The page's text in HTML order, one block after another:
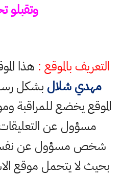
وتقبلو
التعريف بالموقع : هذا
مهدي شلال بشكل
الموقع يخضع للمراقبة
مسؤول عن
شخص مسؤول عن نفسه
بحيث لا يتحمل موقع